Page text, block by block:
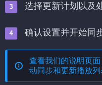
选择更新计划以及
确认设置并开始同
查看我们的说明页
动同步和更新播放列